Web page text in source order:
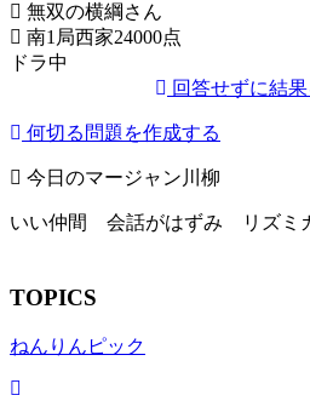
無双の横綱さん
南1局西家24000点
ドラ中
回答せずに結
何切る問題を作成する
今日のマージャン川柳
いい仲間 会話がはずみ リズミ
TOPICS
ねんりんピック